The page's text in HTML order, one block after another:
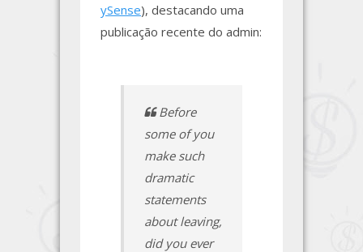
ySense), destacando uma
publicação recente do admin:
Before
some of you
make such
dramatic
statements
about leaving,
did you ever